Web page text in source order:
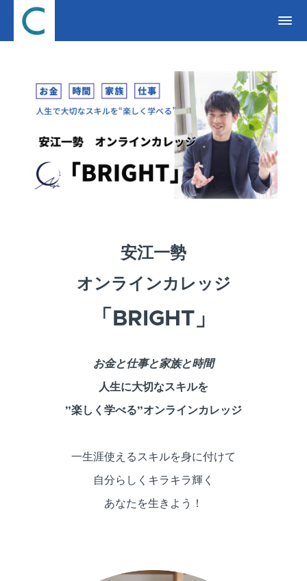
安江一勢
オンラインカレッジ
「BRIGHT」
お金と仕事と家族と時間
人生に大切なスキルを
”楽しく学べる”オンラインカレッジ
一生涯使えるスキルを身に付けて
自分らしくキラキラ輝く
あなたを生きよう！